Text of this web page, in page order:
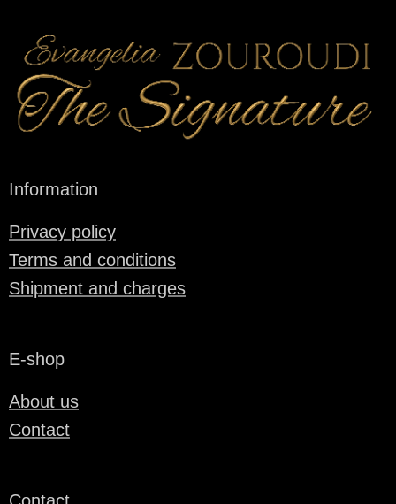
Information
Privacy policy
Terms and conditions
Shipment and charges
E-shop
About us
Contact